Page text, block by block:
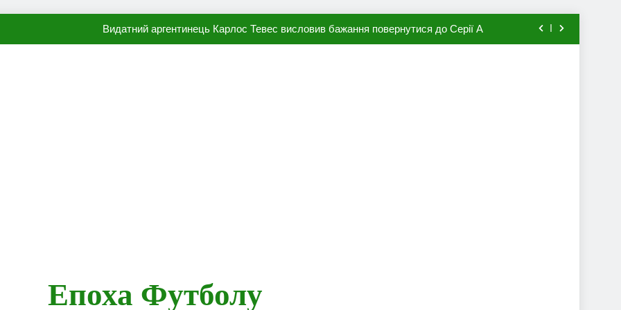
Видатний аргентинець Карлос Тевес висловив бажання повернутися до Серії А
Епоха Футболу